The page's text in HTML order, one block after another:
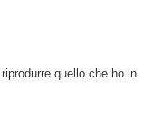
quello che ho in